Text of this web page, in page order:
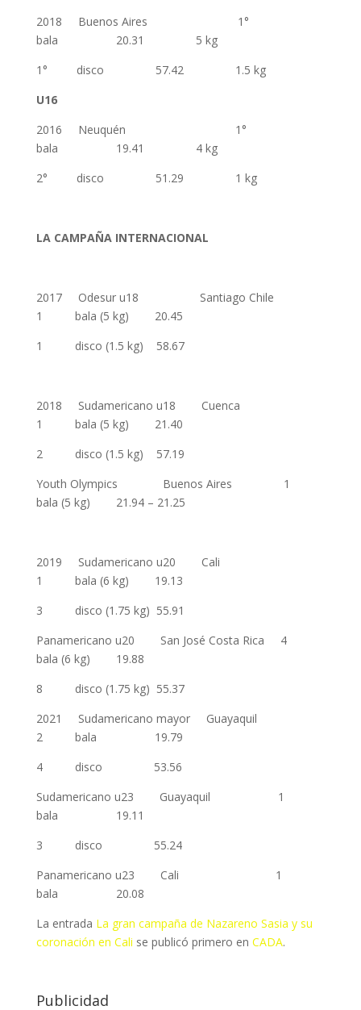
2018 Buenos Aires 1°
bala 20.31 5 kg
1° disco 57.42 1.5 kg
U16
2016 Neuquén 1°
bala 19.41 4 kg
2° disco 51.29 1 kg
LA CAMPAÑA INTERNACIONAL
2017 Odesur u18 Santiago Chile
1 bala (5 kg) 20.45
1 disco (1.5 kg) 58.67
2018 Sudamericano u18 Cuenca
1 bala (5 kg) 21.40
2 disco (1.5 kg) 57.19
Youth Olympics Buenos Aires 1
bala (5 kg) 21.94 – 21.25
2019 Sudamericano u20 Cali
1 bala (6 kg) 19.13
3 disco (1.75 kg) 55.91
Panamericano u20 San José Costa Rica 4
bala (6 kg) 19.88
8 disco (1.75 kg) 55.37
2021 Sudamericano mayor Guayaquil
2 bala 19.79
4 disco 53.56
Sudamericano u23 Guayaquil 1
bala 19.11
3 disco 55.24
Panamericano u23 Cali 1
bala 20.08
La entrada La gran campaña de Nazareno Sasia y su
coronación en Cali se publicó primero en CADA.
Publicidad